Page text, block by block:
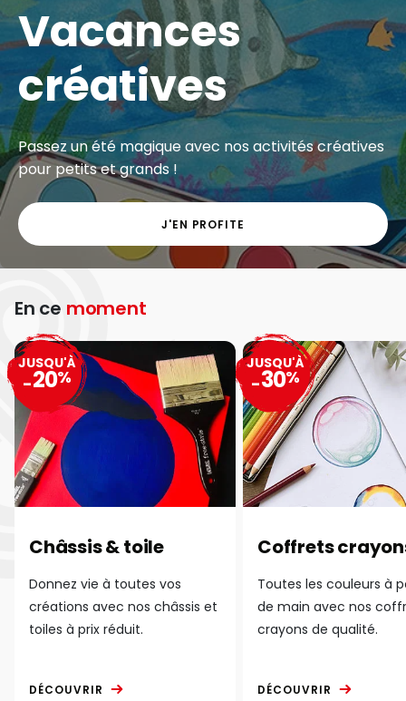
Vacances
créatives
Passez un été magique avec nos activités créatives
pour petits et grands !
J'EN PROFITE
En ce moment
Châssis & toile
Donnez vie à toutes vos
créations avec nos châssis et
toiles à prix réduit.
DÉCOUVRIR
JUSQU'À
-20%
Coffrets
Toutes les couleurs à
de main avec nos
crayons de qualité.
DÉCOUVRIR
JUSQU'À
-30%